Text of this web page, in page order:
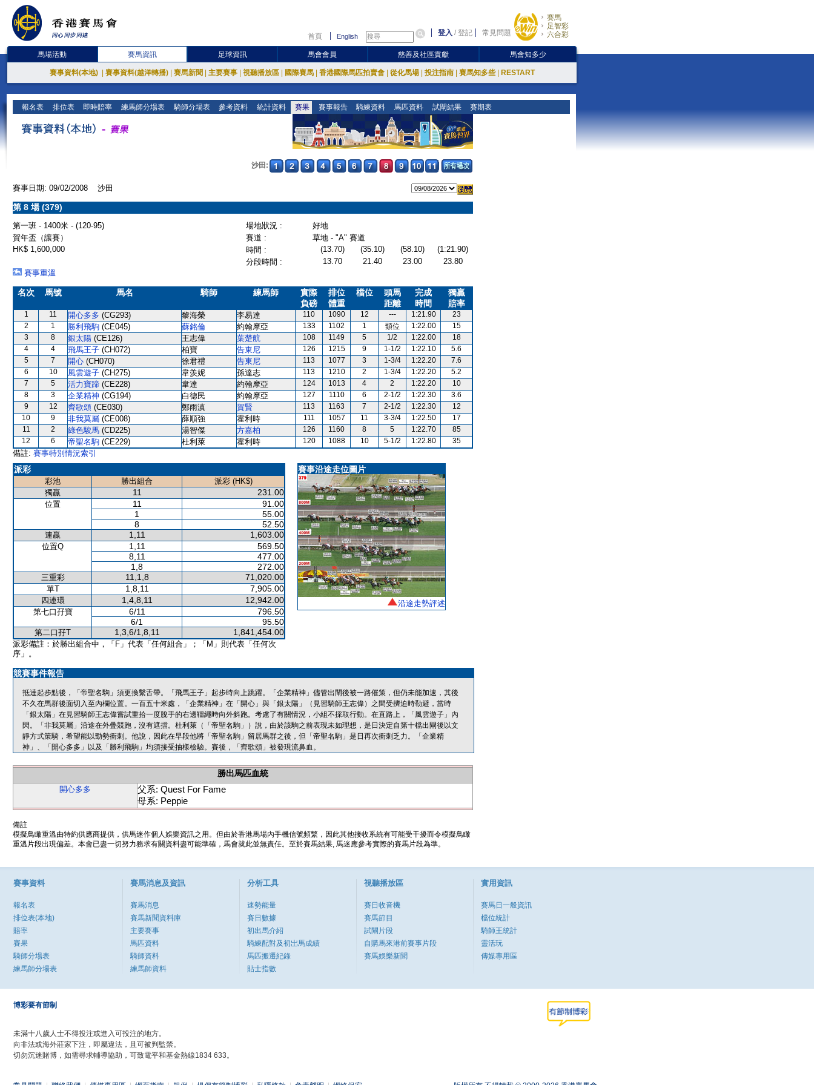
首頁 English 登入 /登記 常見問題
賽馬
足智彩
六合彩
馬場活動 賽馬資訊 足球資訊 馬會會員 慈善及社區貢獻 馬會知多少
賽事資料(本地) 賽事資料(越洋轉播) 賽馬新聞 主要賽事 視聽播放區 國際賽馬 香港國際馬匹拍賣會 從化馬場 投注指南 賽馬知多些 RESTART
報名表 排位表 即時賠率 練馬師分場表 騎師分場表 參考資料 統計資料 賽果 賽事報告 騎練資料 馬匹資料 試閘結果 賽期表
沙田:
賽事日期: 09/02/2008 沙田
第 8 場 (379)
第一班 - 1400米 - (120-95) 場地狀況 :
好地
賀年盃（讓賽）
賽道 :
草地 - "A" 賽道
HK$ 1,600,000
時間 : (13.70) (35.10) (58.10)
(1:21.90)
分段時間 :
13.70 21.40 23.00
23.80
賽事重溫
名次 馬號 馬名 騎師 練馬師
實際
負磅
排位
體重
檔位
頭馬
距離
完成
時間
獨贏
賠率
1 11 開心多多 (CG293) 黎海榮 李易達 110 1090 12 --- 1:21.90
23
2
1 勝利飛駒 (CE045) 蘇銘倫 約翰摩亞 133 1102 1 頸位 1:22.00
15
3
8 銀太陽 (CE126) 王志偉 葉楚航 108 1149 5 1/2 1:22.00
18
4
4 飛馬王子 (CH072) 柏寶 告東尼 126 1215 9 1-1/2 1:22.10
5.6
5
7 開心 (CH070) 徐君禮 告東尼 113 1077 3 1-3/4 1:22.20
7.6
6
10 風雲遊子 (CH275) 韋羡妮 孫達志 113 1210 2 1-3/4 1:22.20
5.2
7
5 活力寶蹄 (CE228) 韋達 約翰摩亞 124 1013 4 2 1:22.20
10
8
3 企業精神 (CG194) 白德民 約翰摩亞 127 1110 6 2-1/2 1:22.30
3.6
9
12 齊歌頌 (CE030) 鄭雨滇 賀賢 113 1163 7 2-1/2 1:22.30
12
10
9 非我莫屬 (CE008) 薛順強 霍利時 111 1057 11 3-3/4 1:22.50
17
11
2 綠色駿馬 (CD225) 湯智傑 方嘉柏 126 1160 8 5 1:22.70
85
12
6 帝聖名駒 (CE229) 杜利萊 霍利時 120 1088 10 5-1/2 1:22.80 35
備註: 賽事特別情況索引
派彩
彩池 勝出組合
派彩 (HK$)
獨贏
11 231.00
位置 11
91.00
1
55.00
8
52.50
連贏 1,11 1,603.00
位置Q 1,11
569.50
8,11
477.00
1,8
272.00
三重彩 11,1,8 71,020.00
單T 1,8,11 7,905.00
四連環 1,4,8,11 12,942.00
第七口孖寶 6/11
796.50
6/1
95.50
第二口孖T 1,3,6/1,8,11 1,841,454.00
派彩備註：於勝出組合中，「F」代表「任何組合」；「M」則代表「任何次
序」。
賽事沿途走位圖片
沿途走勢評述
競賽事件報告
抵達起步點後，「帝聖名駒」須更換繫舌帶。「飛馬王子」起步時向上跳躍。「企業精神」儘管出閘後被一路催策，但仍未能加速，其後
不久在馬群後面切入至內欄位置。一百五十米處，「企業精神」在「開心」與「銀太陽」（見習騎師王志偉）之間受擠迫時勒避，當時
「銀太陽」在見習騎師王志偉嘗試重拾一度脫手的右邊韁繩時向外斜跑。考慮了有關情況，小組不採取行動。在直路上，「風雲遊子」內
閃。「非我莫屬」沿途在外疊競跑，沒有遮擋。杜利萊（「帝聖名駒」）說，由於該駒之前表現未如理想，是日決定自第十檔出閘後以文
靜方式策騎，希望能以勁勢衝刺。他說，因此在早段他將「帝聖名駒」留居馬群之後，但「帝聖名駒」是日再次衝刺乏力。「企業精
神」、「開心多多」以及「勝利飛駒」均須接受抽樣檢驗。賽後，「齊歌頌」被發現流鼻血。
勝出馬匹血統
開心多多
父系: Quest For Fame
母系: Peppie
備註
模擬鳥瞰重溫由特約供應商提供，供馬迷作個人娛樂資訊之用。但由於香港馬場內手機信號頻繁，因此其他接收系統有可能受干擾而令模擬鳥瞰
重溫片段出現偏差。本會已盡一切努力務求有關資料盡可能準確，馬會就此並無責任。至於賽馬結果, 馬迷應參考實際的賽馬片段為準。
賽事資料
報名表
排位表(本地)
賠率
賽果
騎師分場表
練馬師分場表
賽馬消息及資訊
賽馬消息
賽馬新聞資料庫
主要賽事
馬匹資料
騎師資料
練馬師資料
分析工具
速勢能量
賽日數據
初出馬介紹
騎練配對及初岀馬成績
馬匹搬遷紀錄
貼士指數
視聽播放區
賽日收音機
賽馬節目
試閘片段
自購馬來港前賽事片段
賽馬娛樂新聞
實用資訊
賽馬日一般資訊
檔位統計
騎師王統計
靈活玩
傳媒專用區
博彩要有節制
未滿十八歲人士不得投注或進入可投注的地方。
向非法或海外莊家下注，即屬違法，且可被判監禁。
切勿沉迷賭博，如需尋求輔導協助，可致電平和基金熱線1834 633。